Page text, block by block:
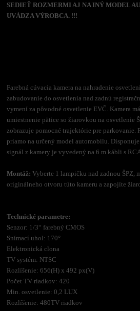
SEDIEŤ ROZMERMI AJ NA INÝ MODEL
UVÁDZA VÝROBCA. !!!
Farebná cúvacia kamera na nahradenie
zabudovanie do osvetlenia nad zadnú
vymení za pôvodné osvetlenie EVČ. Kamera
umiestnenie pätice so žiarovkou na osvetlenie
zobrazuje pomocné trajektórie pre parkovanie.
priamo na určený model automobilu.
signál z kamery je vyvedený na 6 m kábli s
Montáž: Vyberte 1 lampičku nad zadnou ŠPZ,
originálneho otvoru túto kameru a zapojíte
Technické parametre:
Senzor: 1/3“ farebný CMOS
Snímací uhol: 170°
Elektronická clona
TV systém: NTSC
Rozlíšenie: 656(H) x 492 px(V)
Počet TV riadkov: 420
Min. osvetlenie: 0,2 LUX
Rozlíšenie: 480TV riadkov